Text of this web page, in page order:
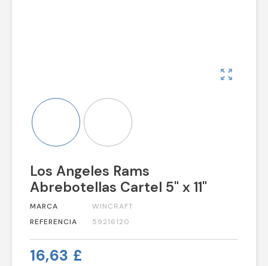
zoom_out_map
Los Angeles Rams
Abrebotellas Cartel 5" x 11"
MARCA
WINCRAFT
REFERENCIA
59216120
16,63 £